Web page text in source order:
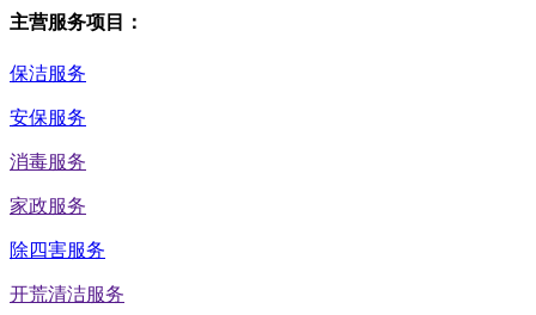
主营服务项目：
保洁服务
安保服务
消毒服务
家政服务
除四害服务
开荒清洁服务